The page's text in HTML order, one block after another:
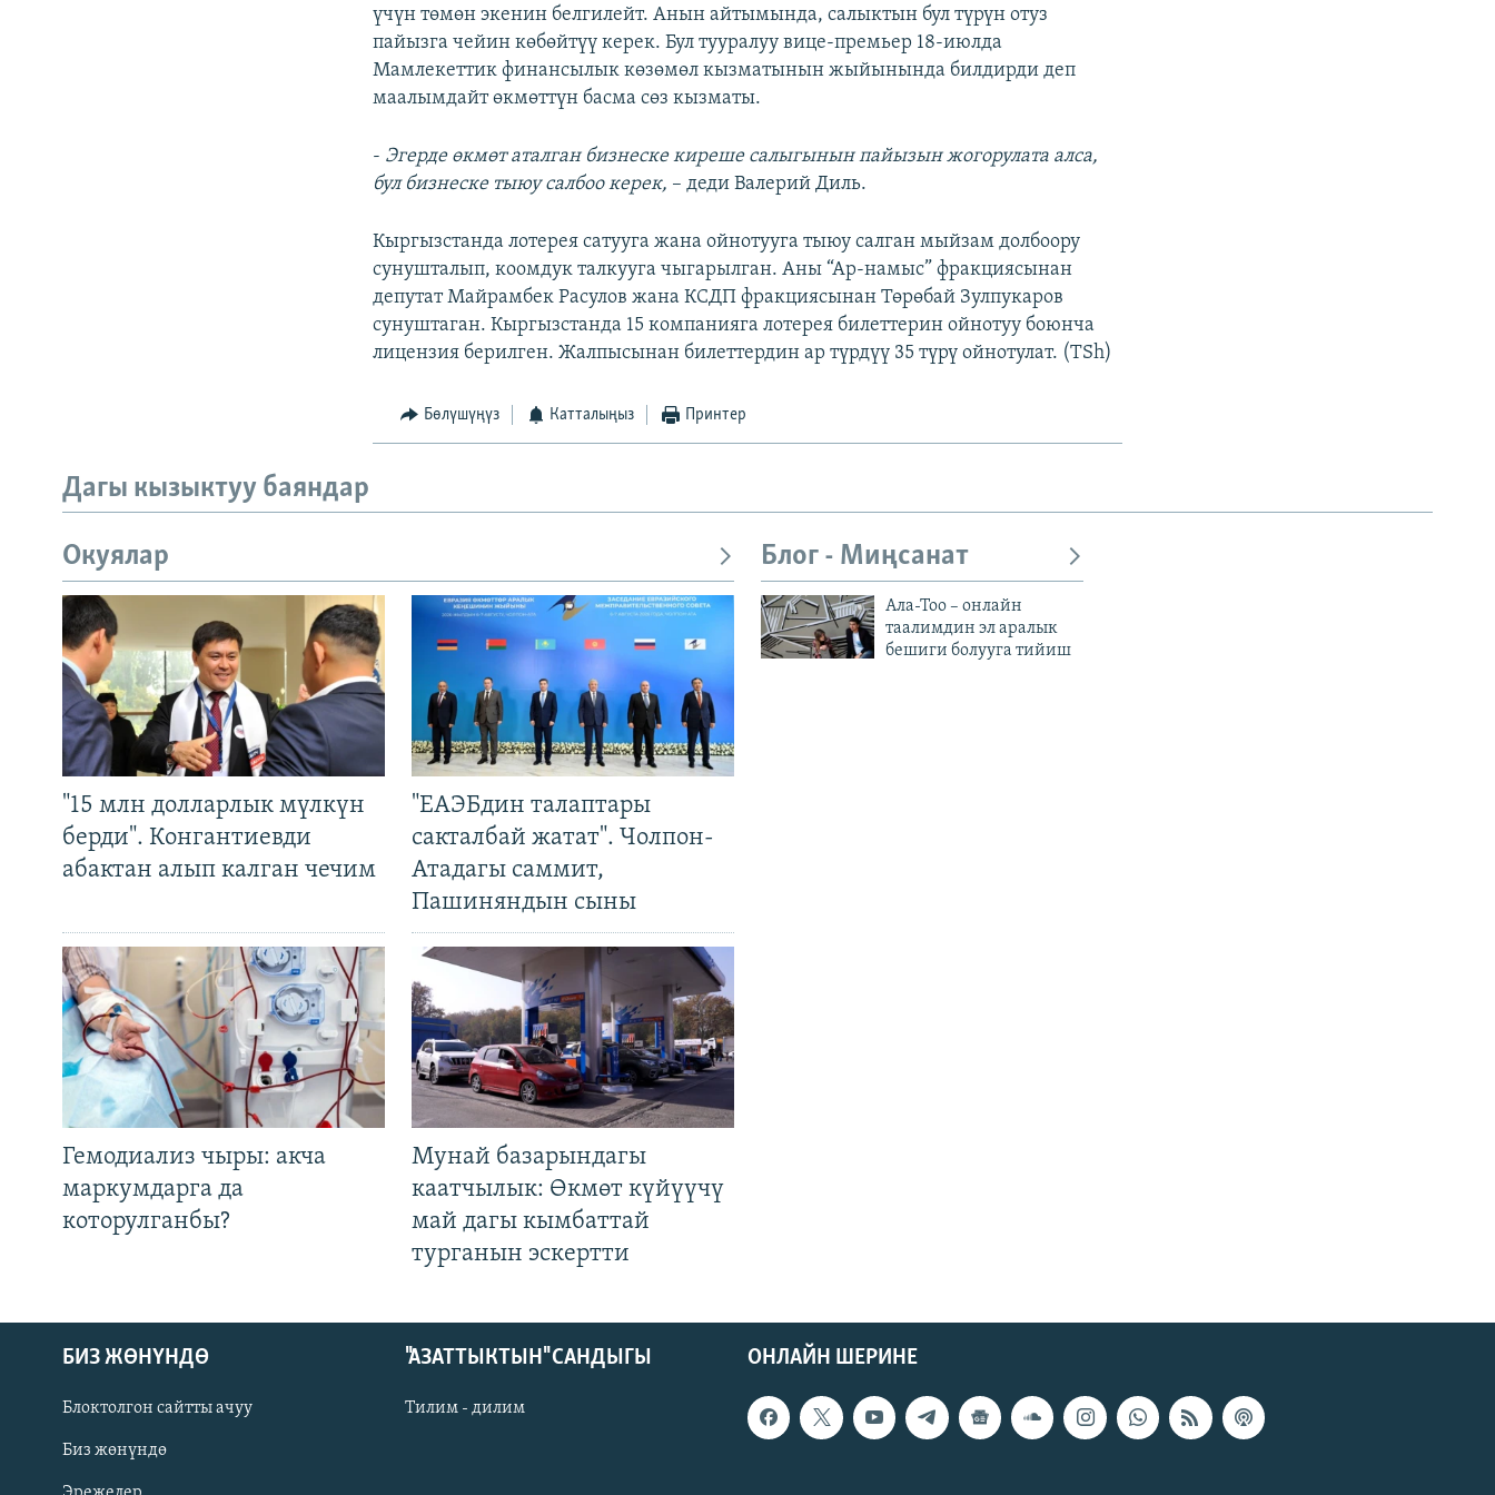
Русский
үчүн төмөн экенин белгилейт. Анын айтымында, салыктын бул түрүн отуз
пайызга чейин көбөйтүү керек. Бул тууралуу вице-премьер 18-июлда
Мамлекеттик финансылык көзөмөл кызматынын жыйынында билдирди деп
маалымдайт өкмөттүн басма сөз кызматы.
- Эгерде өкмөт аталган бизнеске киреше салыгынын пайызын жогорулата алса,
бул бизнеске тыюу салбоо керек, – деди Валерий Диль.
Кыргызстанда лотерея сатууга жана ойнотууга тыюу салган мыйзам долбоору
сунушталып, коомдук талкууга чыгарылган. Аны “Ар-намыс” фракциясынан
депутат Майрамбек Расулов жана КСДП фракциясынан Төрөбай Зулпукаров
сунуштаган. Кыргызстанда 15 компанияга лотерея билеттерин ойнотуу боюнча
лицензия берилген. Жалпысынан билеттердин ар түрдүү 35 түрү ойнотулат. (TSh)
Бөлүшүңүз Катталыңыз Принтер
Дагы кызыктуу баяндар
Окуялар
"15 млн долларлык мүлкүн
берди". Конгантиевди
абактан алып калган чечим
"ЕАЭБдин талаптары
сакталбай жатат". Чолпон-
Атадагы саммит,
Пашиняндын сыны
Гемодиализ чыры: акча
маркумдарга да
которулганбы?
Мунай базарындагы
каатчылык: Өкмөт күйүүчү
май дагы кымбаттай
турганын эскертти
Блог - Миңсанат
Ала-Тоо – онлайн
таалимдин эл аралык
бешиги болууга тийиш
ОНЛАЙН ШЕРИНЕ
БИЗ ЖӨНҮНДӨ
Блоктолгон сайтты ачуу
Биз жөнүндө
"АЗАТТЫКТЫН" САНДЫГЫ
Тилим - дилим